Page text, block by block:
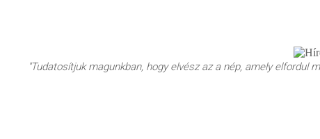
"Tudatosítjuk magunkban, hogy elvész az a nép, amely elfordul